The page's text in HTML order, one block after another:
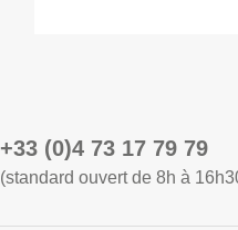
+33 (0)4 73 17 79 79
(standard ouvert de 8h à